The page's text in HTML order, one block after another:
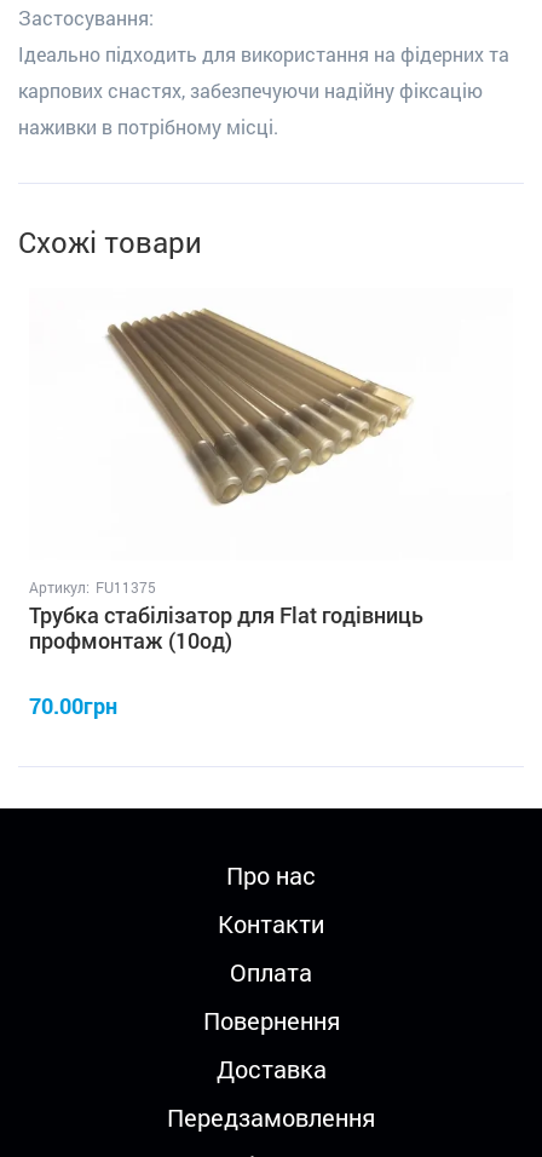
Застосування:
Ідеально підходить для використання на фідерних та
карпових снастях, забезпечуючи надійну фіксацію
наживки в потрібному місці.
Схожі товари
Артикул: FU11375
Трубка стабілізатор для Flat годівниць
профмонтаж (10од)
70.00грн
Про нас
Контакти
Оплата
Повернення
Доставка
Передзамовлення